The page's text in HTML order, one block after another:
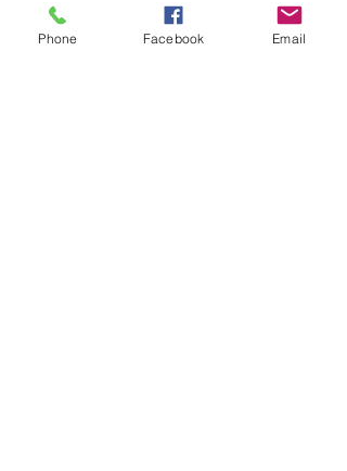
Phone Facebook Email